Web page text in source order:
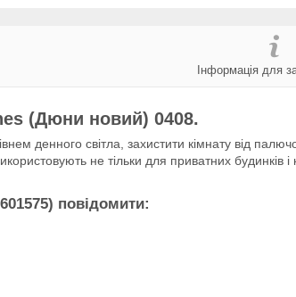
Інформація для
(Дюни новий) 0408.
денного світла, захистити кімнату від
не тільки для приватних будинків
повідомити: